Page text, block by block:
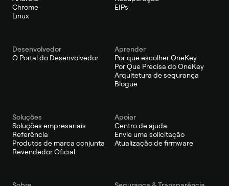
Chrome
Linux
EIPs
Desenvolvedor
O Portal do Desenvolvedor
Aprender
Por que escolher OneKey
Por Que Precisa do OneKey
Arquitetura de segurança
Blogue
Soluções
Soluções empresariais
Referência
Produtos de marca conjunta
Revendedor Oficial
Apoiar
Centro de ajuda
Envie uma solicitação
Atualização de firmware